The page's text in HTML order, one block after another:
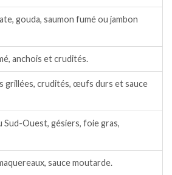
gouda, saumon fumé ou jambon
anchois et crudités.
grillées, crudités, œufs durs et sauce
Sud-Ouest, gésiers, foie gras,
sauce moutarde.